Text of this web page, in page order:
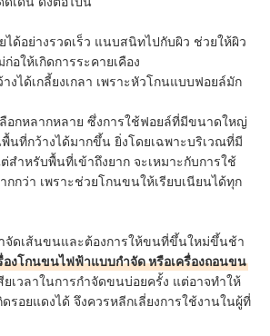
ด้อย่างรวดเร็ว แนบสนิทไปกับผิว ช่วยให้ผิว
อให้เกิดการระคายเคือง
ได้เกลี้ยงเกลา เพราะหัวโกนแบบฟอยล์มัก
อกหลากหลาย ซึ่งการใช้ฟอยล์ที่มีขนาดใหญ่
นที่กว้างได้มากขึ้น ยิ่งโดยเฉพาะบริเวณที่มี
ำหรับพื้นที่เข้าถึงยาก จะเหมาะกับการใช้
กกว่า เพราะช่วยโกนขนให้เรียบเนียนได้ทุก
จัดเส้นขนและต้องการให้ขนที่ขึ้นใหม่ขึ้นช้า
องโกนขนไฟฟ้าแบบกำจัด หรือเครื่องถอนขน
เวลาในการกำจัดขนบ่อยครั้ง แต่อาจทำให้
ดรอยแดงได้ จึงควรหลีกเลี่ยงการใช้งานในผู้ที่